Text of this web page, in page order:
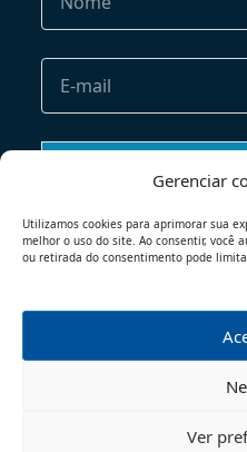
Gerenciar
Utilizamos cookies para aprimorar sua
melhor o uso do site. Ao consentir, você
ou retirada do consentimento pode
Ver
© 2026 - TODOS OS